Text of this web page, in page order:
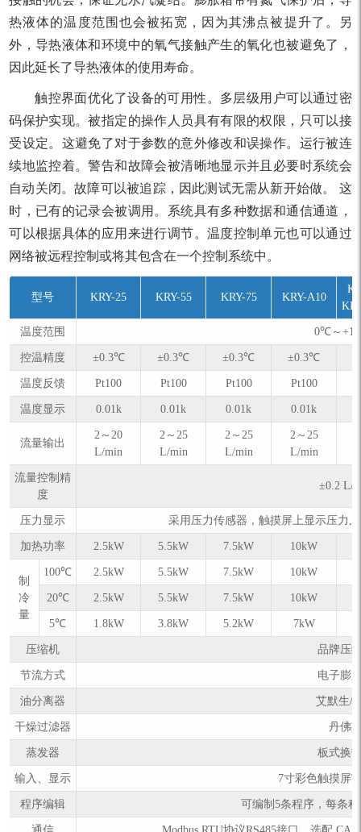
热液体的温度范围也会被拓宽，因为其沸点被提升了。另
外，导热液体和环境中的氧气接触产生的氧化也被避免了，
因此延长了导热液体的使用寿命。
触控界面优化了设备的可用性。多层级用户可以通过密
码保护实现。被指定的操作人员具有有限的权限，只可以接
受设定。这避免了对于参数的意外修改和误操作。运行被连
续地监控着。警告和故障会被清晰地显示并且必要时系统会
自动关闭。故障可以被追踪，因此测试无需从新开始做。 这
时，已有的记录会被调用。系统具有多种数据和通信通道，
可以根据具体的应用来进行调节。温度控制单元也可以通过
网络被远程控制或将其包含在一个控制系统中。
型号 KRY-25 KRY-55 KRY-75 KRY-A10
温度范围 0℃～
控温精度 ±0.3℃ ±0.3℃ ±0.3℃ ±0.3℃
温度反馈 Pt100 Pt100 Pt100 Pt100
温度显示 0.01k 0.01k 0.01k 0.01k
流量输出
2～20
L/min
2～25
L/min
2～25
L/min
2～25
L/min
流量控制精
度
±0.2 L/
压力显示 采用压力传感器，触摸屏上显示压力,
加热功率 2.5kW 5.5kW 7.5kW 10kW
制
冷
量
100℃ 2.5kW 5.5kW 7.5kW 10kW
20℃ 2.5kW 5.5kW 7.5kW 10kW
5℃ 1.8kW 3.8kW 5.2kW 7kW
压缩机 品牌压
节流方式 电子膨
油分离器 艾默生/
干燥过滤器 丹佛
蒸发器 板式换
输入、显示 7寸彩色触摸屏\
程序编辑 可编制5条程序，每条